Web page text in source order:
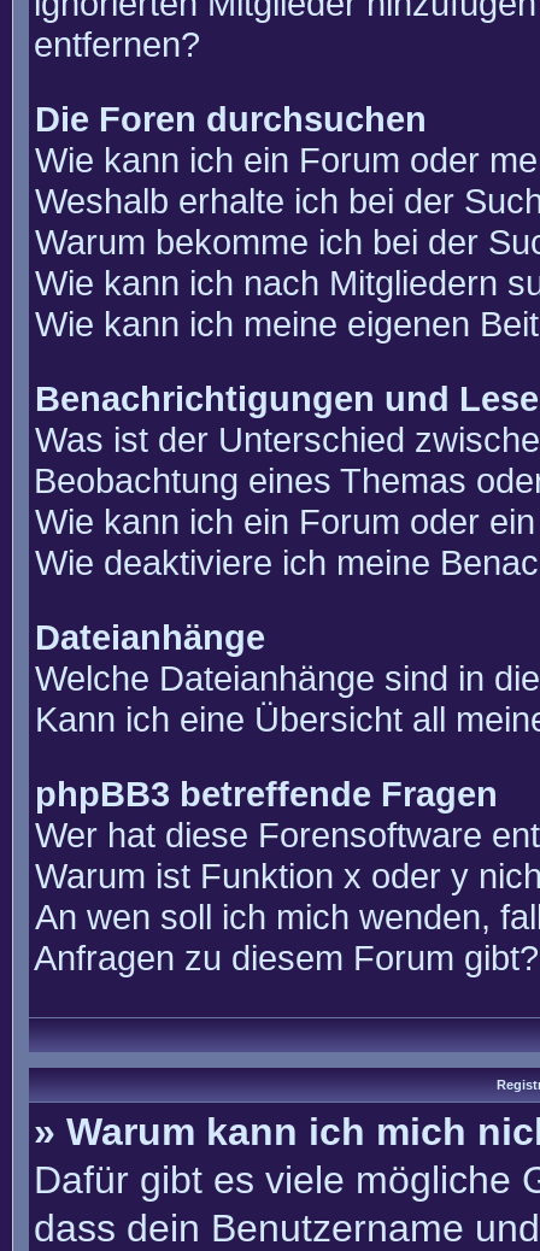
entfernen?
Die Foren durchsuchen
Wie kann ich ein Forum oder
Weshalb erhalte ich bei der
Warum bekomme ich bei der
Wie kann ich nach Mitgliedern
Wie kann ich meine eigenen
Benachrichtigungen und
Was ist der Unterschied
Beobachtung eines Themas
Wie kann ich ein Forum oder
Wie deaktiviere ich meine
Dateianhänge
Welche Dateianhänge sind in
Kann ich eine Übersicht all
phpBB3 betreffende Fragen
Wer hat diese Forensoftware
Warum ist Funktion x oder y
An wen soll ich mich wenden,
Anfragen zu diesem Forum gibt?
» Warum kann ich mich
Dafür gibt es viele mögliche
dass dein Benutzername